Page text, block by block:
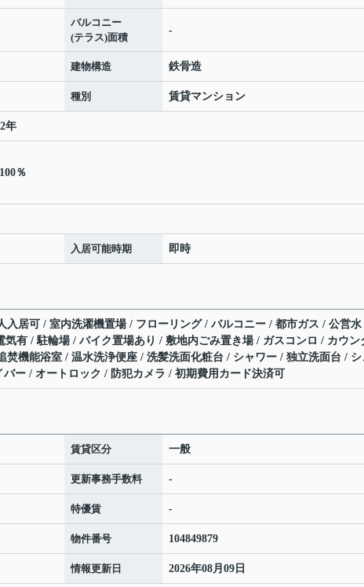
バルコニー
(テラス)面積
-
建物構造 鉄骨造
種別 賃貸マンション
年
％
入居可能時期 即時
入居可 / 室内洗濯機置場 / フローリング / バルコニー / 都市ガス / 公営水
有 / 駐輪場 / バイク置場あり / 敷地内ごみ置き場 / ガスコンロ / カウン
焚機能浴室 / 温水洗浄便座 / 洗髪洗面化粧台 / シャワー / 独立洗面台 / シ
ー / オートロック / 防犯カメラ / 初期費用カード決済可
賃貸区分 一般
更新事務手数料 -
特優賃 -
物件番号 104849879
情報更新日 2026年08月09日